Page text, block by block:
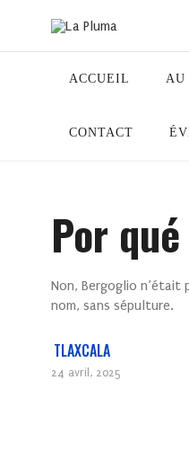
ACCUEIL AU
CONTACT
Por
Non, Bergoglio n’était
nom, sans sépulture.
TLAXCALA
24 avril, 2025